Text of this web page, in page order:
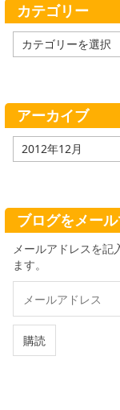
カテゴリー
テ
ー
アーカイブ
ア
ー
ブ
ブログをメー
メールアドレスを記
ます。
ル
ド
購読